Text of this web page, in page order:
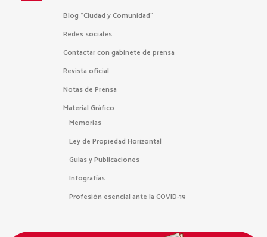
Blog “Ciudad y Comunidad”
Redes sociales
Contactar con gabinete de prensa
Revista oficial
Notas de Prensa
Material Gráfico
Memorias
Ley de Propiedad Horizontal
Guías y Publicaciones
Infografías
Profesión esencial ante la COVID-19